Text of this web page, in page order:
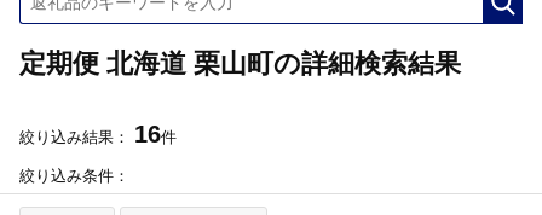
定期便 北海道 栗山町の詳細検索結果
絞り込み結果： 16件
絞り込み条件：